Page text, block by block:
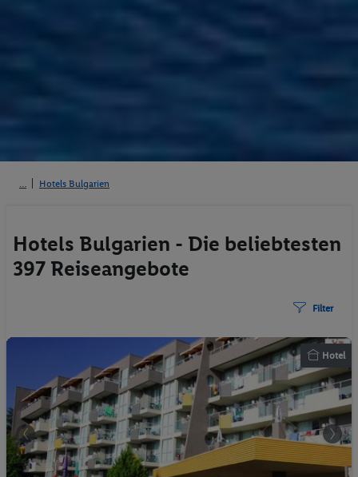
Hotels Bulgarien
Hotels Bulgarien - Die beliebtesten
397 Reiseangebote
Filter
Hotel